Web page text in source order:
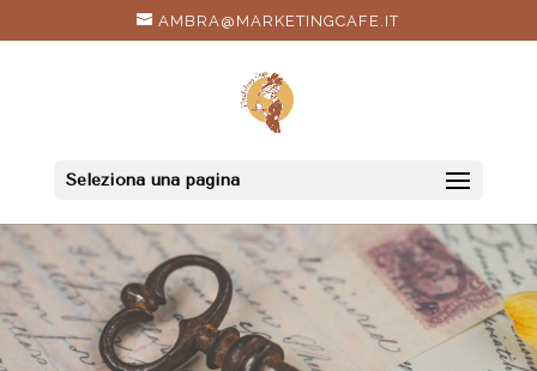
AMBRA@MARKETINGCAFE.IT
Seleziona una pagina